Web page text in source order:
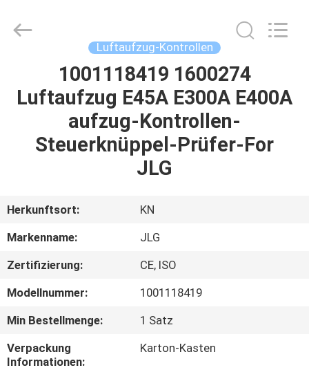
PRODUKTE
ÜBER
UNS
FABRIK-
AUSFLUG
QUALITÄTSKONTROLLE
Luftaufzug-Kontrollen
1001118419 1600274
Luftaufzug E45A E300A E400A
aufzug-Kontrollen-
Steuerknüppel-Prüfer-For
JLG
Herkunftsort:
KN
Markenname:
JLG
Zertifizierung:
CE, ISO
Modellnummer:
1001118419
Min Bestellmenge:
1 Satz
Verpackung
Informationen:
Karton-Kasten